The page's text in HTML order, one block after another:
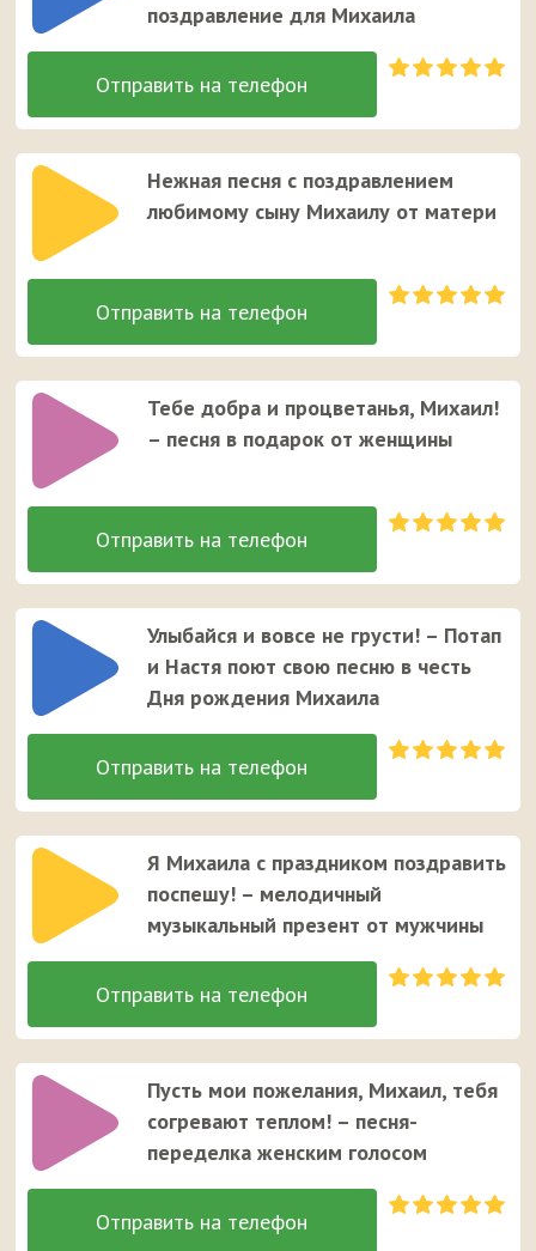
поздравление для Михаила
Нежная песня с поздравлением
любимому сыну Михаилу от матери
Тебе добра и процветанья, Михаил!
– песня в подарок от женщины
Улыбайся и вовсе не грусти! – Потап
и Настя поют свою песню в честь
Дня рождения Михаила
Я Михаила с праздником поздравить
поспешу! – мелодичный
музыкальный презент от мужчины
Пусть мои пожелания, Михаил, тебя
согревают теплом! – песня-
переделка женским голосом